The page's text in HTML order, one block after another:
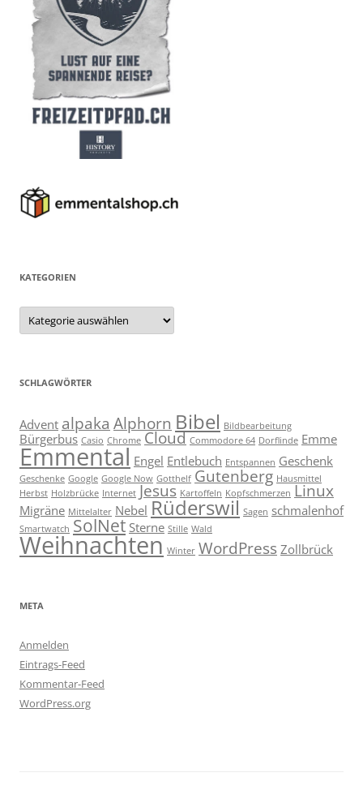
KATEGORIEN
Kategorien
SCHLAGWÖRTER
Advent alpaka Alphorn Bibel Bildbearbeitung
Bürgerbus Casio Chrome Cloud Commodore 64 Dorflinde Emme
Emmental Engel Entlebuch Entspannen Geschenk
Geschenke Google Google Now Gotthelf Gutenberg Hausmittel
Herbst Holzbrücke Internet Jesus Kartoffeln Kopfschmerzen Linux
Migräne Mittelalter Nebel Rüderswil Sagen schmalenhof
Smartwatch SolNet Sterne Stille Wald
Weihnachten Winter WordPress Zollbrück
META
Anmelden
Eintrags-Feed
Kommentar-Feed
WordPress.org